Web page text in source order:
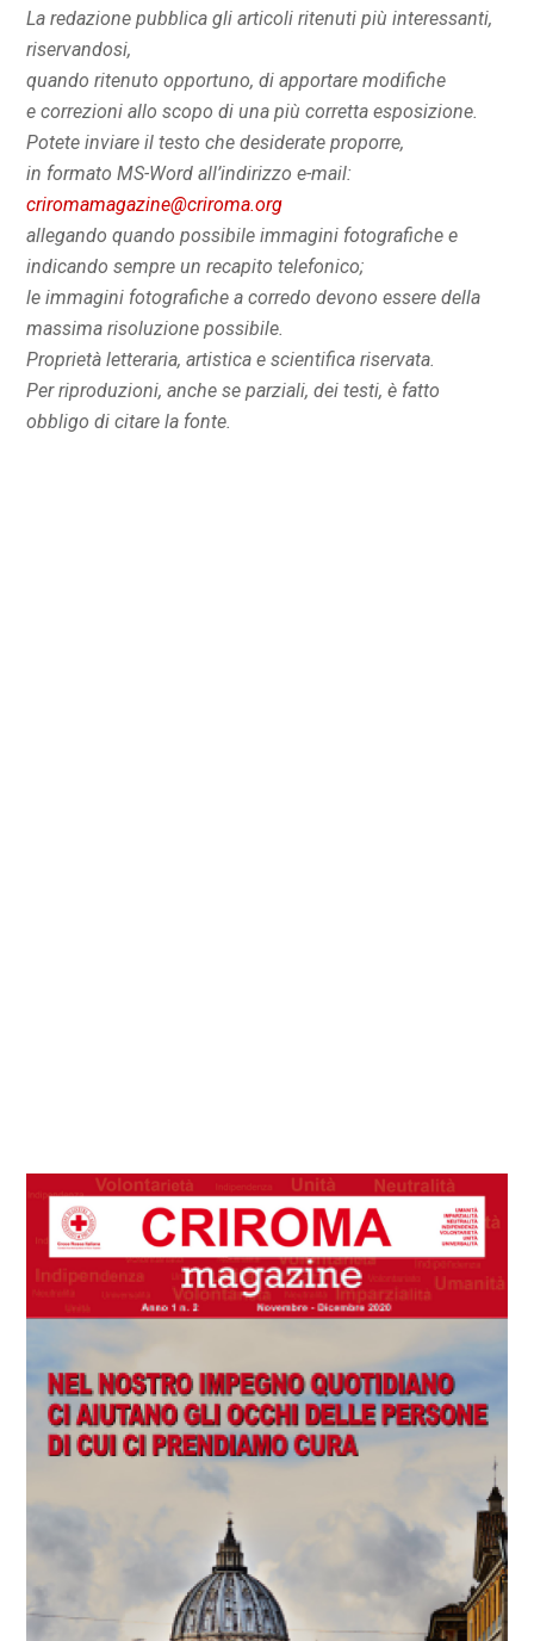
La redazione pubblica gli articoli ritenuti più interessanti,
riservandosi,
quando ritenuto opportuno, di apportare modifiche
e correzioni allo scopo di una più corretta esposizione.
Potete inviare il testo che desiderate proporre,
in formato MS-Word all’indirizzo e-mail:
criromamagazine@criroma.org
allegando quando possibile immagini fotografiche e
indicando sempre un recapito telefonico;
le immagini fotografiche a corredo devono essere della
massima risoluzione possibile.
Proprietà letteraria, artistica e scientifica riservata.
Per riproduzioni, anche se parziali, dei testi, è fatto
obbligo di citare la fonte.